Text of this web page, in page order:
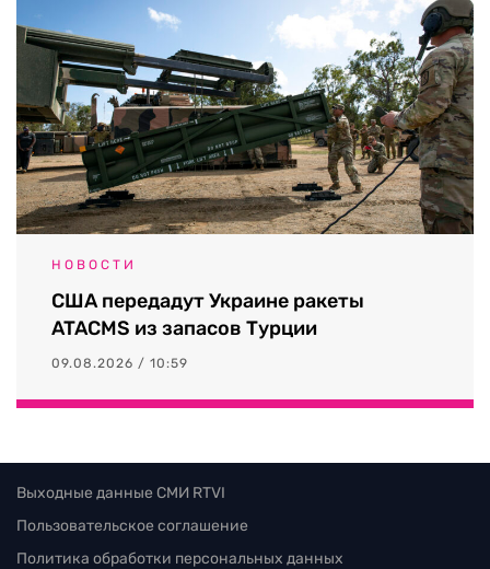
НОВОСТИ
США передадут Украине ракеты
ATACMS из запасов Турции
09.08.2026 / 10:59
Выходные данные СМИ RTVI
Пользовательское соглашение
Политика обработки персональных данных